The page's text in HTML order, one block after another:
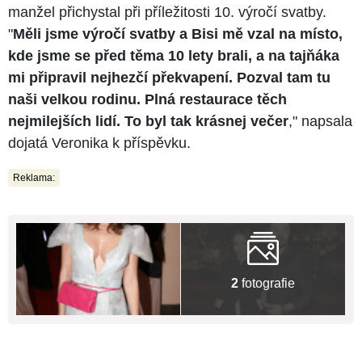
manžel přichystal při příležitosti 10. výročí svatby.
"Měli jsme výročí svatby a Bisi mě vzal na místo,
kde jsme se před těma 10 lety brali, a na tajňáka
mi připravil nejhezčí překvapení. Pozval tam tu
naši velkou rodinu. Plná restaurace těch
nejmilejších lidí. To byl tak krásnej večer," napsala
dojatá Veronika k příspěvku.
Reklama:
2 fotografie